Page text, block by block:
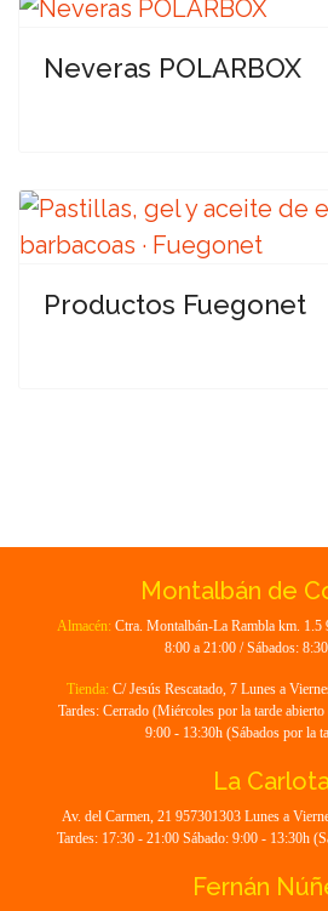
Neveras POLARBOX
Productos Fuegonet
Montalbán de
Almacén: Ctra. Montalbán-La Rambla km. 1.5
8:00 a 21:00 / Sábados:
Tienda: C/ Jesús Rescatado, 7 Lunes a
Tardes: Cerrado (Miércoles por la tarde
9:00 - 13:30h (Sábados por la
La
Av. del Carmen, 21 957301303 Lunes a
Tardes: 17:30 - 21:00 Sábado: 9:00 - 13:30h
Fernán